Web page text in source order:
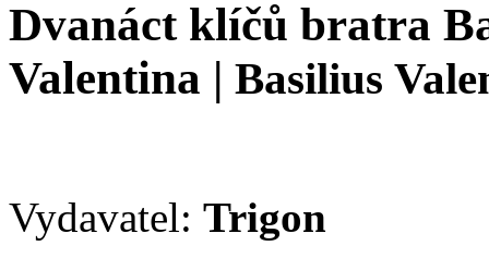
Dvanáct klíčů bratra
Valentina | Basilius
Vydavatel: Trigon